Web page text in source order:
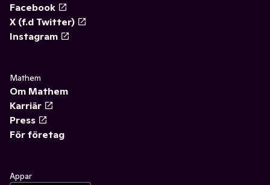
Facebook
X (f.d Twitter)
Instagram
Mathem
Om Mathem
Karriär
Press
För företag
Appar